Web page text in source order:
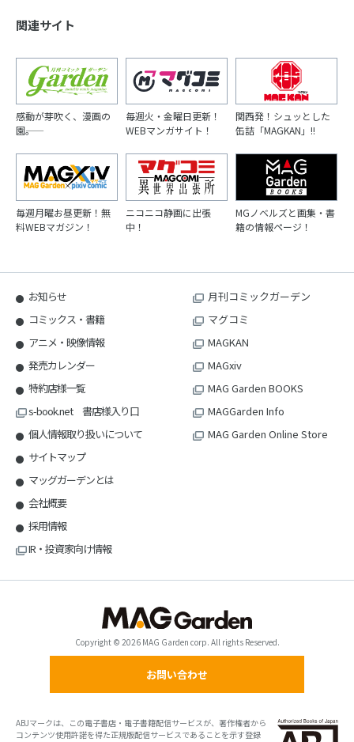
関連サイト
感動が芽吹く、漫画の
園――。
毎週火・金曜日更新！
WEBマンガサイト！
関西発！シュッとした
缶詰「MAGKAN」!!
毎週月曜お昼更新！無
料WEBマガジン！
ニコニコ静画に出張
中！
MGノベルズと画集・書
籍の情報ページ！
お知らせ
コミックス・書籍
アニメ・映像情報
発売カレンダー
特約店様一覧
s-book.net 書店様入り口
個人情報取り扱いについて
サイトマップ
マッグガーデンとは
会社概要
採用情報
IR・投資家向け情報
月刊コミックガーデン
マグコミ
MAGKAN
MAGxiv
MAG Garden BOOKS
MAGGarden Info
MAG Garden Online Store
Copyright © 2026 MAG Garden corp. All rights Reserved.
お問い合わせ
ABJマークは、この電子書店・電子書籍配信サービスが、著作権者から
コンテンツ使用許諾を得た正規版配信サービスであることを示す登録